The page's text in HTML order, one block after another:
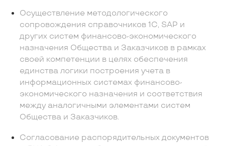
Осуществление методологического
сопровождения справочников 1С, SAP и
других систем финансово-экономического
назначения Общества и Заказчиков в рамках
своей компетенции в целях обеспечения
единства логики построения учета в
информационных системах финансово-
экономического назначения и соответствия
между аналогичными элементами систем
Общества и Заказчиков.
Согласование распорядительных документов